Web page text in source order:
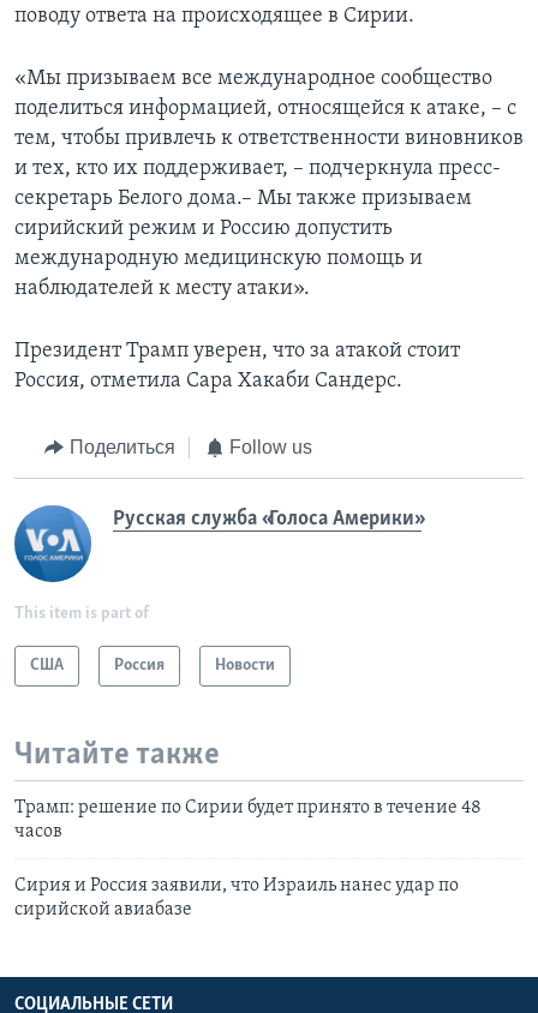
поводу ответа на происходящее в Сирии.
«Мы призываем все международное сообщество
поделиться информацией, относящейся к атаке, – с
тем, чтобы привлечь к ответственности виновников
и тех, кто их поддерживает, – подчеркнула пресс-
секретарь Белого дома.– Мы также призываем
сирийский режим и Россию допустить
международную медицинскую помощь и
наблюдателей к месту атаки».
Президент Трамп уверен, что за атакой стоит
Россия, отметила Сара Хакаби Сандерс.
Поделиться Follow us
Русская служба «Голоса Америки»
This item is part of
США Россия Новости
Читайте также
Трамп: решение по Сирии будет принято в течение 48
часов
Сирия и Россия заявили, что Израиль нанес удар по
сирийской авиабазе
СОЦИАЛЬНЫЕ СЕТИ